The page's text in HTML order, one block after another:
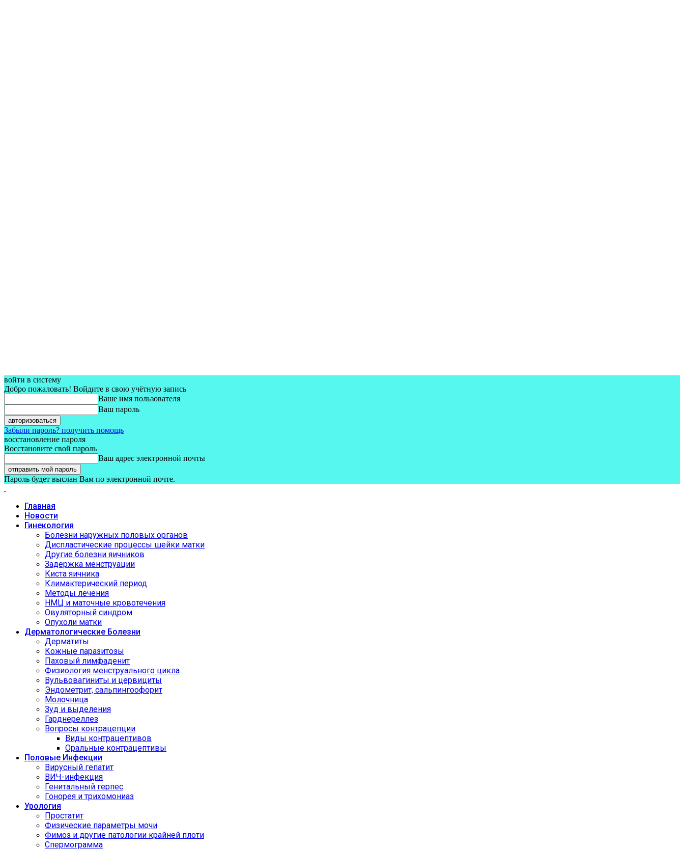
войти в систему
Добро пожаловать! Войдите в свою учётную запись
Ваше имя пользователя
Ваш пароль
Забыли пароль? получить помощь
восстановление пароля
Восстановите свой пароль
Ваш адрес электронной почты
Пароль будет выслан Вам по электронной почте.
Главная
Новости
Гинекология
Болезни наружных половых органов
Диспластические процессы шейки матки
Другие болезни яичников
Задержка менструации
Киста яичника
Климактерический период
Методы лечения
НМЦ и маточные кровотечения
Овуляторный синдром
Опухоли матки
Дерматологические Болезни
Дерматиты
Кожные паразитозы
Паховый лимфаденит
Физиология менструального цикла
Вульвовагиниты и цервициты
Эндометрит, сальпингоофорит
Молочница
Зуд и выделения
Гарднереллез
Вопросы контрацепции
Виды контрацептивов
Оральные контрацептивы
Половые Инфекции
Вирусный гепатит
ВИЧ-инфекция
Генитальный герпес
Гонорея и трихомониаз
Урология
Простатит
Физические параметры мочи
Фимоз и другие патологии крайней плоти
Спермограмма